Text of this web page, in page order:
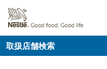
取扱店舗検索